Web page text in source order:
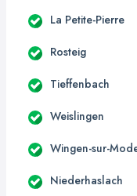
La Petite-Pierre
Rosteig
Tieffenbach
Weislingen
Wingen-sur-
Niederhaslach